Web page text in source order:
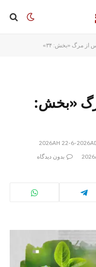
از مرگ «بخش: ۳۴»
«بخش:
بدون دیدگاه